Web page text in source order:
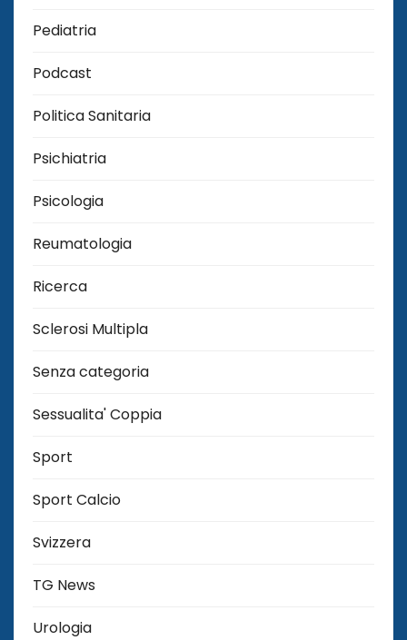
Pediatria
Podcast
Politica Sanitaria
Psichiatria
Psicologia
Reumatologia
Ricerca
Sclerosi Multipla
Senza categoria
Sessualita' Coppia
Sport
Sport Calcio
Svizzera
TG News
Urologia